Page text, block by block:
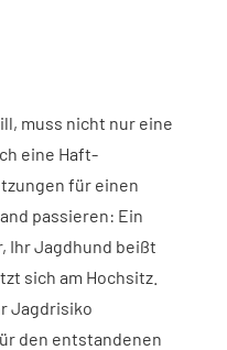
muss nicht nur eine
eine Haft­
für einen
passieren: Ein
Ihr Jagdhund beißt
sich am Hochsitz.
Jagdrisiko
den entstandenen